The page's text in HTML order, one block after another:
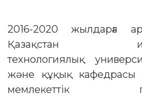
2016-2020 жылдарға
Қазақстан
технологиялық
және құқық
мемлекеттік